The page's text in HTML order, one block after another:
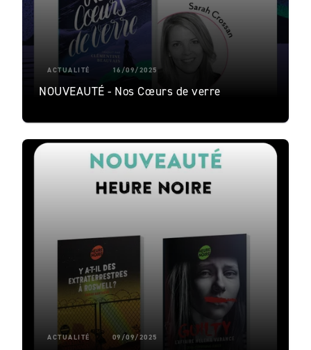
ACTUALITÉ 16/09/2025
NOUVEAUTÉ - Nos Cœurs de verre
ACTUALITÉ 09/09/2025